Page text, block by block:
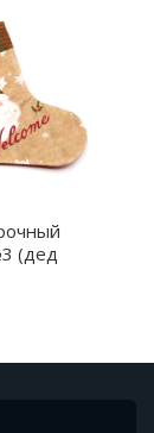
(дед